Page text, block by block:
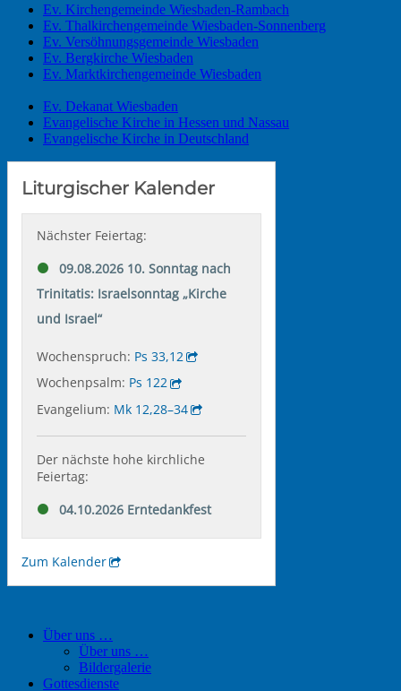
Ev. Kirchengemeinde Wiesbaden-Rambach
Ev. Thalkirchengemeinde Wiesbaden-Sonnenberg
Ev. Versöhnungsgemeinde Wiesbaden
Ev. Bergkirche Wiesbaden
Ev. Marktkirchengemeinde Wiesbaden
Ev. Dekanat Wiesbaden
Evangelische Kirche in Hessen und Nassau
Evangelische Kirche in Deutschland
Über uns …
Über uns …
Bildergalerie
Gottesdienste